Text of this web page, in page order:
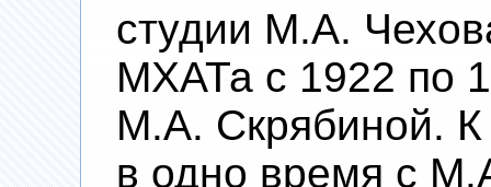
студии М.А.
МХАТа с 1922 по
М.А. Скрябиной.
в одно время с